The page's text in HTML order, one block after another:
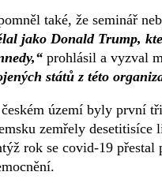
také, že seminář
jako Donald Trump,
prohlásil a vyzval
států z této
území byly první
zemřely
rok se covid-19 přestal